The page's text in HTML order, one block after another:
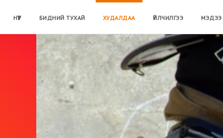
НҮҮР БИДНИЙ ТУХАЙ ХУДАЛДАА ҮЙЛЧИЛГЭЭ МЭДЭЭ